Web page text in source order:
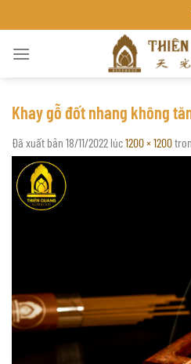
đến
Khay gỗ đốt nhang không
Đã xuất bản 18/11/2022 lúc1200 × 1200